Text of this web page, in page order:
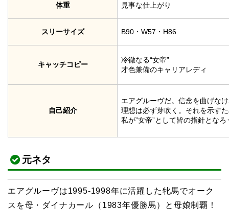
体重 見事な仕上がり
スリーサイズ B90・W57・H86
キャッチコピー
冷徹なる“女帝”
才色兼備のキャリアレディ
自己紹介
エアグルーヴだ。信念を曲げな
理想は必ず芽吹く。それを示す
私が”女帝”として皆の指針となろ
元ネタ
エアグルーヴは1995-1998年に活躍した牝馬でオーク
スを母・ダイナカール（1983年優勝馬）と母娘制覇！